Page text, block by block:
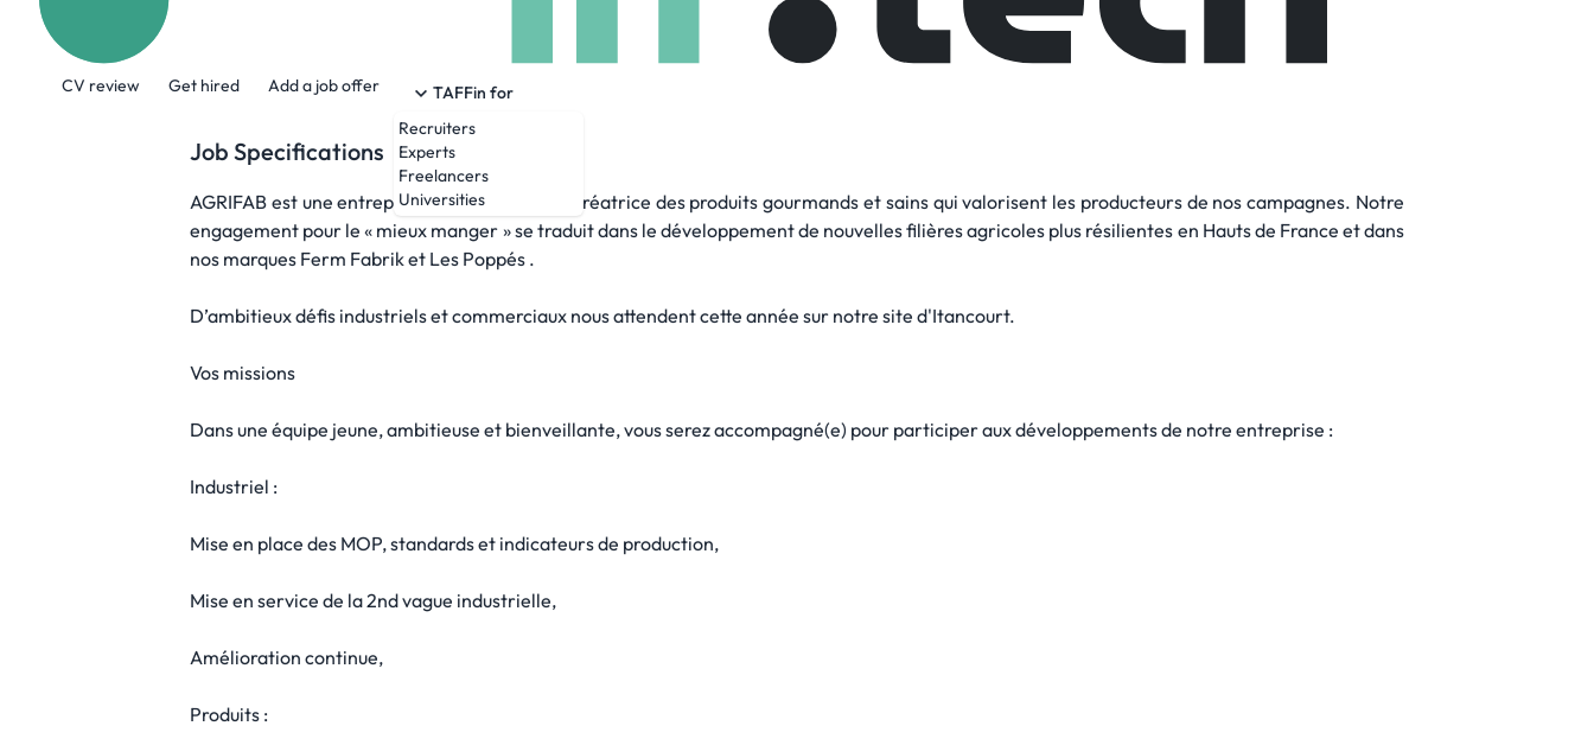
CV review Get hired Add a job offer
TAFFin for
Recruiters
Experts
Freelancers
Universities
Job Specifications
AGRIFAB est une entreprise agroalimentaire créatrice des produits gourmands et sains qui valorisent les producteurs de nos campagnes. Notre
engagement pour le « mieux manger » se traduit dans le développement de nouvelles filières agricoles plus résilientes en Hauts de France et dans
nos marques Ferm Fabrik et Les Poppés .
D’ambitieux défis industriels et commerciaux nous attendent cette année sur notre site d'Itancourt.
Vos missions
Dans une équipe jeune, ambitieuse et bienveillante, vous serez accompagné(e) pour participer aux développements de notre entreprise :
Industriel :
Mise en place des MOP, standards et indicateurs de production,
Mise en service de la 2nd vague industrielle,
Amélioration continue,
Produits :